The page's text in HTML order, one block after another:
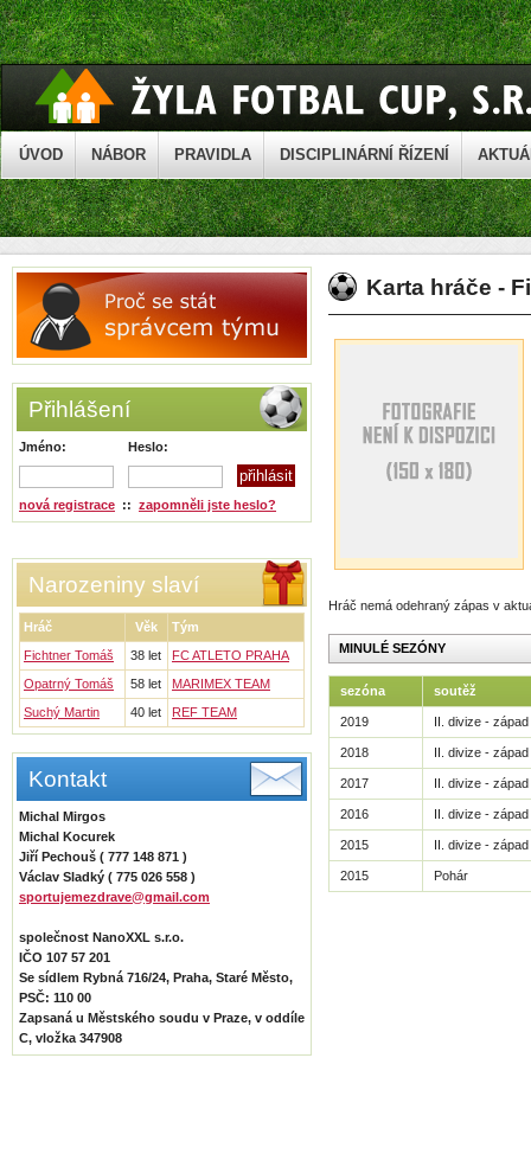
ÚVOD NÁBOR PRAVIDLA DISCIPLINÁRNÍ ŘÍZENÍ
Přihlášení
Jméno: Heslo:
nová registrace :: zapomněli jste heslo?
Narozeniny slaví
Hráč Věk
Tým
Fichtner Tomáš
38 let
FC ATLETO PRAHA
Opatrný Tomáš
58 let
MARIMEX TEAM
Suchý Martin
40 let REF TEAM
Kontakt
Michal Mirgos
Michal Kocurek
Jiří Pechouš ( 777 148 871 )
Václav Sladký ( 775 026 558 )
sportujemezdrave@gmail.com
společnost NanoXXL s.r.o.
IČO 107 57 201
Se sídlem Rybná 716/24, Praha, Staré Město,
PSČ: 110 00
Zapsaná u Městského soudu v Praze, v oddíle
C, vložka 347908
Karta hráče -
Hráč nemá odehraný zápas v
MINULÉ SEZÓNY
sezóna soutěž
2019 II. divize - západ
2018 II. divize - západ
2017 II. divize - západ
2016 II. divize - západ
2015 II. divize - západ
2015 Pohár